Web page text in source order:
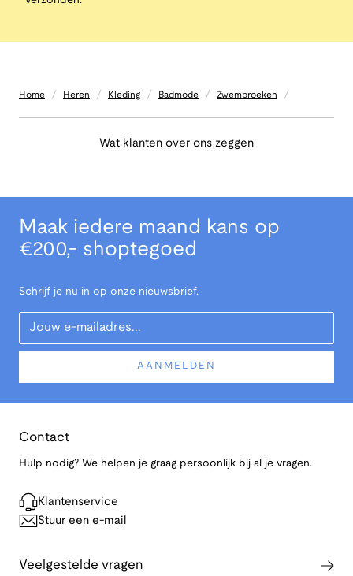
Home / Heren / Kleding / Badmode / Zwembroeken /
Wat klanten over ons zeggen
Maak iedere maand kans op
€200,- shoptegoed
Schrijf je nu in op onze nieuwsbrief.
Your Email
AANMELDEN
Contact
Hulp nodig? We helpen je graag persoonlijk bij al je vragen.
Klantenservice
Stuur een e-mail
Veelgestelde vragen